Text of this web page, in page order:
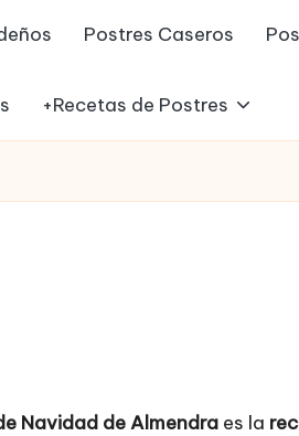
Postres Caseros
+Recetas de Postres
Navidad de Almendra es la